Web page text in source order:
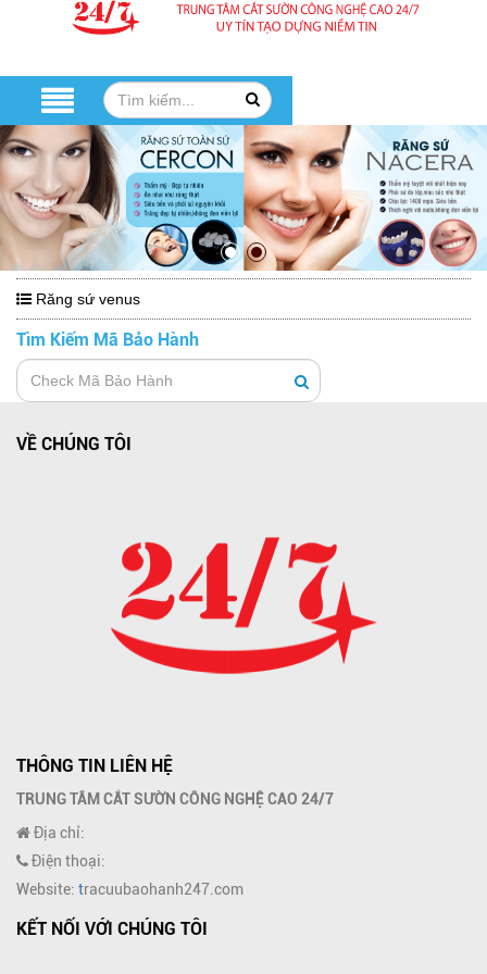
Răng sứ venus
Tìm Kiếm Mã Bảo Hành
VỀ CHÚNG TÔI
THÔNG TIN LIÊN HỆ
TRUNG TÂM CẮT SƯỜN CÔNG NGHỆ CAO 24/7
Địa chỉ:
Điện thoại:
Website: tracuubaohanh247.com
KẾT NỐI VỚI CHÚNG TÔI